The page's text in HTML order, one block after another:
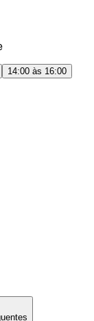
14:00 às 16:00